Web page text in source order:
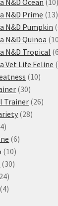
N&D Prime 1313
N&D Pumpkin
N&D Quinoa 10
N&D Tropical 6
Vet Life Feline
1010
3030
produktů
Trainer 2626
2828
44
produkty
66
1010
produktů
3030
2424
produktů
44